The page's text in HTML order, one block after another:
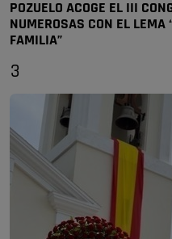
POZUELO ACOGE EL III
NUMEROSAS CON EL LEMA
FAMILIA”
3